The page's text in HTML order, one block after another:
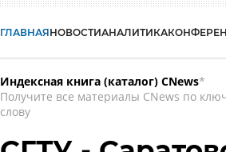
ГЛАВНАЯНОВОСТИАНАЛИТИКА
Индексная книга (каталог) CNews*
Получите все материалы CNews по
слову